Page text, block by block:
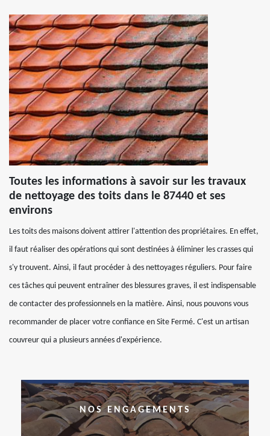
Toutes les informations à savoir sur les travaux
de nettoyage des toits dans le 87440 et ses
environs
Les toits des maisons doivent attirer l'attention des propriétaires. En effet,
il faut réaliser des opérations qui sont destinées à éliminer les crasses qui
s'y trouvent. Ainsi, il faut procéder à des nettoyages réguliers. Pour faire
ces tâches qui peuvent entraîner des blessures graves, il est indispensable
de contacter des professionnels en la matière. Ainsi, nous pouvons vous
recommander de placer votre confiance en Site Fermé. C'est un artisan
couvreur qui a plusieurs années d'expérience.
NOS ENGAGEMENTS